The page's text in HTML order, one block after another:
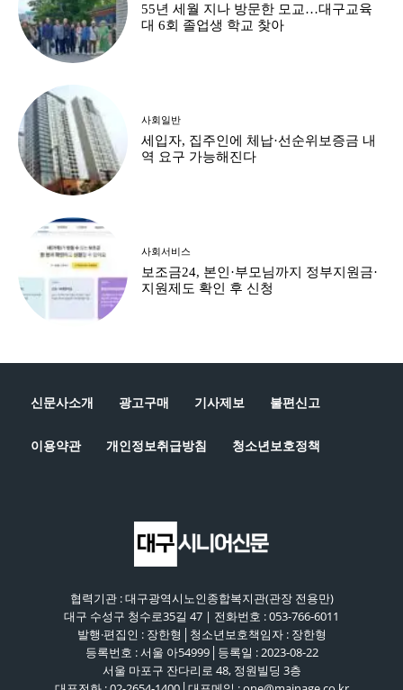
55년 세월 지나 방문한 모교…대구교육
대 6회 졸업생 학교 찾아
사회일반
세입자, 집주인에 체납·선순위보증금 내
역 요구 가능해진다
사회서비스
보조금24, 본인·부모님까지 정부지원금·
지원제도 확인 후 신청
신문사소개 광고구매 기사제보 불편신고
이용약관 개인정보취급방침 청소년보호정책
협력기관 : 대구광역시노인종합복지관(관장 전용만)
대구 수성구 청수로35길 47 | 전화번호 : 053-766-6011
발행·편집인 : 장한형│청소년보호책임자 : 장한형
등록번호 : 서울 아54999│등록일 : 2023-08-22
서울 마포구 잔다리로 48, 정원빌딩 3층